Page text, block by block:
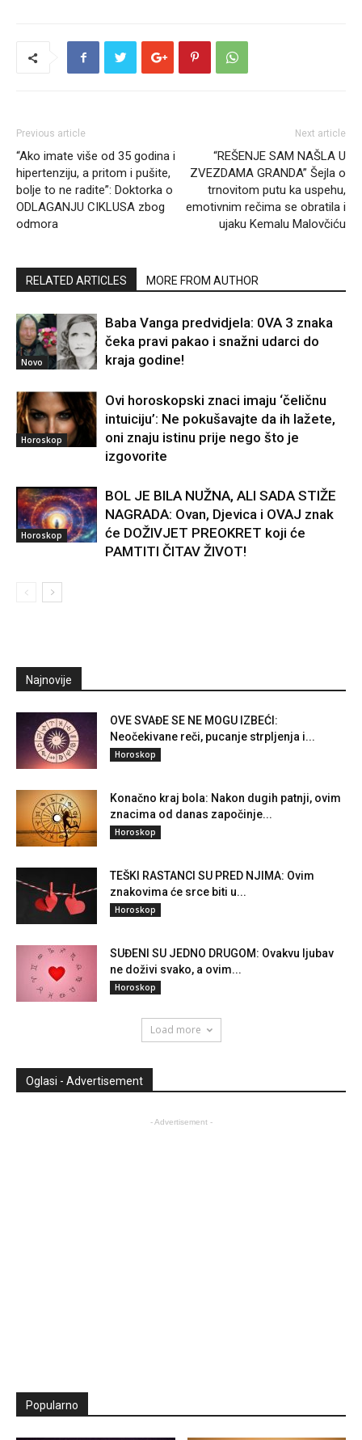
Previous article
“Ako imate više od 35 godina i
hipertenziju, a pritom i pušite,
bolje to ne radite”: Doktorka o
ODLAGANJU CIKLUSA zbog
odmora
Next article
“REŠENJE SAM NAŠLA U
ZVEZDAMA GRANDA” Šejla o
trnovitom putu ka uspehu,
emotivnim rečima se obratila i
ujaku Kemalu Malovčiću
RELATED ARTICLES MORE FROM AUTHOR
Novo
Baba Vanga predvidjela: 0VA 3 znaka
čeka pravi pakao i snažni udarci do
kraja godine!
Horoskop
Ovi horoskopski znaci imaju ‘čeličnu
intuiciju’: Ne pokušavajte da ih lažete,
oni znaju istinu prije nego što je
izgovorite
Horoskop
BOL JE BILA NUŽNA, ALI SADA STIŽE
NAGRADA: Ovan, Djevica i OVAJ znak
će DOŽIVJET PREOKRET koji će
PAMTITI ČITAV ŽIVOT!
Najnovije
OVE SVAĐE SE NE MOGU IZBEĆI:
Neočekivane reči, pucanje strpljenja i...
Horoskop
Konačno kraj bola: Nakon dugih patnji, ovim
znacima od danas započinje...
Horoskop
TEŠKI RASTANCI SU PRED NJIMA: Ovim
znakovima će srce biti u...
Horoskop
SUĐENI SU JEDNO DRUGOM: Ovakvu ljubav
ne doživi svako, a ovim...
Horoskop
Load more
Oglasi - Advertisement
- Advertisement -
Popularno